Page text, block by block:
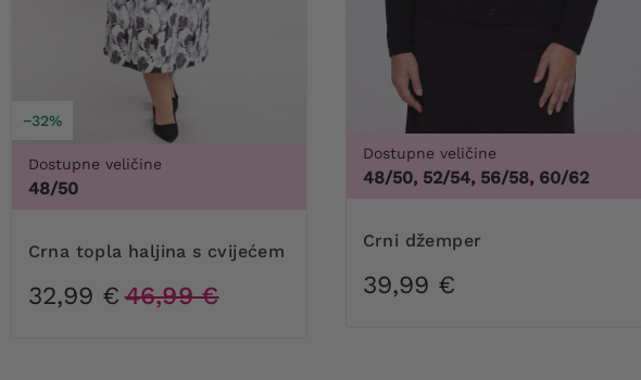
−32%
Dostupne veličine
48/50
Crna topla haljina s cvijećem
32,99 € 46,99 €
Dostupne veličine
48/50, 52/54, 56/58, 60/62
Crni džemper
39,99 €